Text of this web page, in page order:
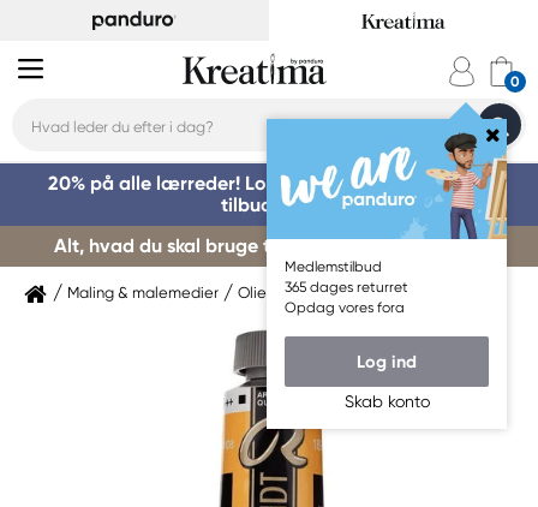
Medlemstilbud
365 dages returret
Opdag vores fora
Log ind
Skab konto
20% på alle lærreder! Log på for at benytte dig af
tilbuddet »
Alt, hvad du skal bruge til kursusstart – køb her »
Maling & malemedier Oliemaling Rembrandt